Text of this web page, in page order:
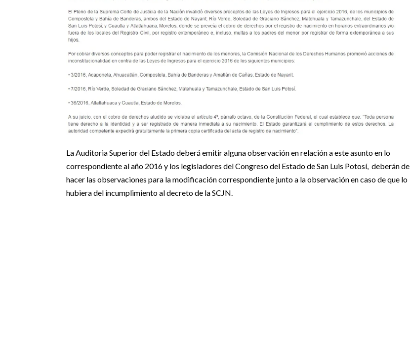
La Auditoria Superior del Estado deberá emitir alguna observación en relación a este asunto en lo
correspondiente al año 2016 y los legisladores del Congreso del Estado de San Luis Potosí, deberán de
hacer las observaciones para la modificación correspondiente junto a la observación en caso de que lo
hubiera del incumplimiento al decreto de la SCJN.